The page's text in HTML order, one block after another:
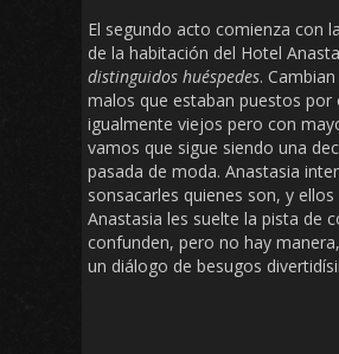
El segundo acto comienza con
de la habitación del Hotel
distinguidos huéspedes.
malos que estaban puestos por
igualmente viejos pero con
vamos que sigue siendo una
pasada de moda. Anastasia
sonsacarles quienes son, y
Anastasia les suelte la pista de
confunden, pero no hay
un diálogo de besugos